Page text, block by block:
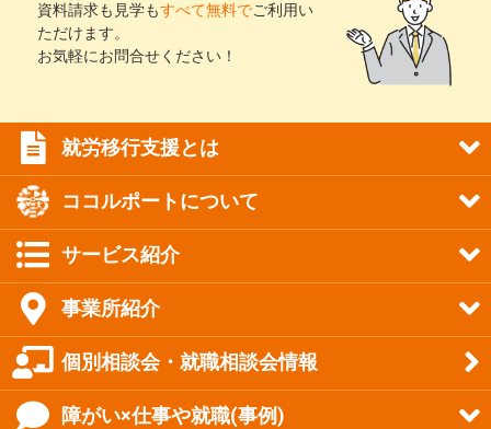
資料請求も見学もすべて無料でご利用い
ただけます。
お気軽にお問合せください！
就労移行支援とは
ココルポートについて
サービス紹介
事業所紹介
個別相談会・就職相談会情報
障がい×仕事や就職(事例)